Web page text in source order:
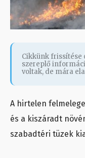
Cikkünk frissítése
szereplő
voltak, de mára
A hirtelen
és a kiszáradt
szabadtéri tüzek